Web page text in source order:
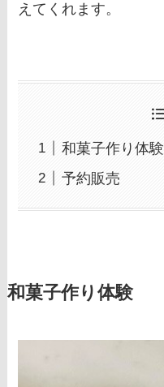
えてくれます。
和菓子作り体験
予約販売
和菓子作り体験